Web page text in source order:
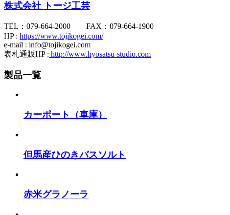
株式会社 トージ工芸
TEL：079-664-2000 FAX：079-664-1900
HP : https://www.tojikogei.com/
e-mail : info@tojikogei.com
表札通販HP : http://www.hyosatsu-studio.com
製品一覧
カーポート（車庫）
但馬産ひのきバスソルト
赤米グラノーラ